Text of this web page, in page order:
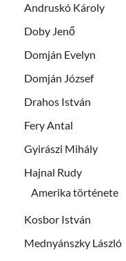
Andruskó Károly
Doby Jenő
Domján Evelyn
Domján József
Drahos István
Fery Antal
Gyirászi Mihály
Hajnal Rudy
Amerika története
Kosbor István
Mednyánszky László